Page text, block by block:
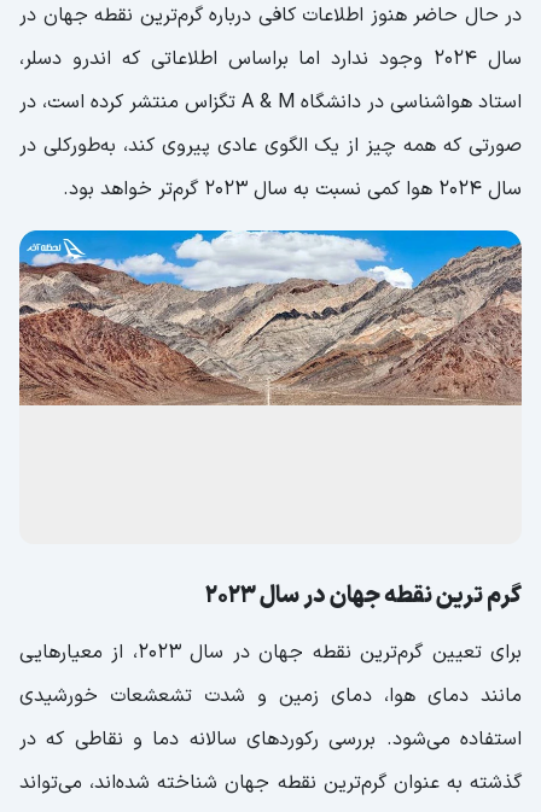
در حال حاضر هنوز اطلاعات کافی درباره گرم‌ترین نقطه جهان در
سال 2024 وجود ندارد اما براساس اطلاعاتی که اندرو دسلر،
استاد هواشناسی در دانشگاه A & M تگزاس منتشر کرده است، در
صورتی که همه چیز از یک الگوی عادی پیروی کند، به‌طورکلی در
سال 2024 هوا کمی نسبت به سال 2023 گرم‌تر خواهد بود.
گرم ترین نقطه جهان در سال ۲۰۲۳
برای تعیین گرم‌ترین نقطه جهان در سال ۲۰۲۳، از معیارهایی
مانند دمای هوا، دمای زمین و شدت تشعشعات خورشیدی
استفاده می‌شود. بررسی رکوردهای سالانه دما و نقاطی که در
گذشته به عنوان گرم‌ترین نقطه جهان شناخته شده‌اند، می‌تواند